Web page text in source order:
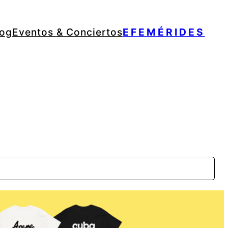
Eventos & ConciertosEFEMÉRIDES